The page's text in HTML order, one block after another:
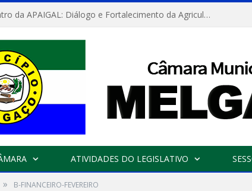
Convite: Encontro da APAIGAL: Diálogo e Fortalecimento da Agricultura Familiar
ATIVIDADES DO LEGISLATIVO
» B-FINANCEIRO-FEVEREIRO